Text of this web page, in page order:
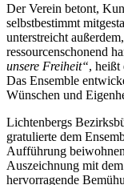
Der Verein betont,
selbstbestimmt
unterstreicht
ressourcenschonend
unsere Freiheit“, heißt
Das Ensemble
Wünschen und
Lichtenbergs
gratulierte dem
Aufführung
Auszeichnung mit
hervorragende